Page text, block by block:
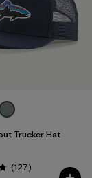
Trucker Hat
/ 5
(127Avis
)